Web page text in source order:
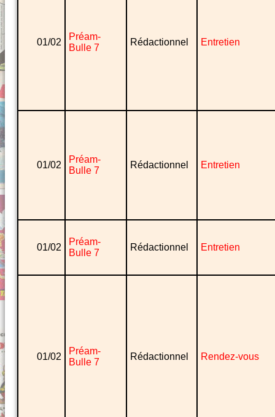
01/02
Préam-
Bulle 7
Rédactionnel Entretien
01/02
Préam-
Bulle 7
Rédactionnel Entretien
01/02
Préam-
Bulle 7
Rédactionnel Entretien
01/02
Préam-
Bulle 7
Rédactionnel Rendez-vous